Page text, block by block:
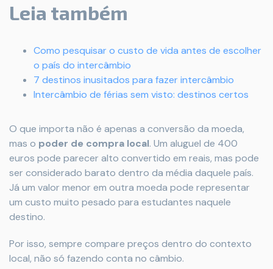
Leia também
Como pesquisar o custo de vida antes de escolher
o país do intercâmbio
7 destinos inusitados para fazer intercâmbio
Intercâmbio de férias sem visto: destinos certos
O que importa não é apenas a conversão da moeda,
mas o poder de compra local. Um aluguel de 400
euros pode parecer alto convertido em reais, mas pode
ser considerado barato dentro da média daquele país.
Já um valor menor em outra moeda pode representar
um custo muito pesado para estudantes naquele
destino.
Por isso, sempre compare preços dentro do contexto
local, não só fazendo conta no câmbio.